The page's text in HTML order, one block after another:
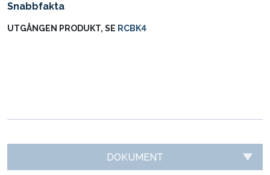
Snabbfakta
UTGÅNGEN PRODUKT, SE RCBK4
DOKUMENT